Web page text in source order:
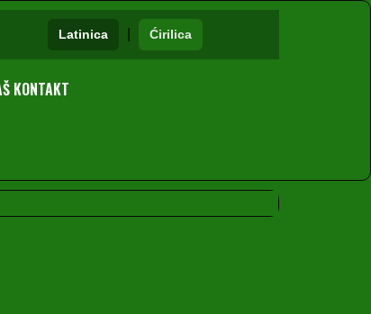
Latinica Ćirilica
KONTAKT